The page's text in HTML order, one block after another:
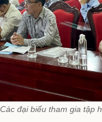
Các đại biểu tham gia tập